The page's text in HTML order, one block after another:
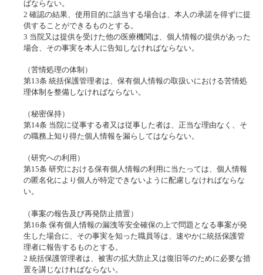
ばならない。
2 確認の結果、使用目的に該当する場合は、本人の承諾を得ずに提
供することができるものとする。
3 当院又は提供を受けた他の医療機関は、個人情報の提供があった
場合、その事実を本人に告知しなければならない。
（苦情処理の体制）
第13条 統括保護管理者は、保有個人情報の取扱いにおける苦情処
理体制を整備しなければならない。
（秘密保持）
第14条 当院に従事する者又は従事した者は、正当な理由なく、そ
の職務上知り得た個人情報を漏らしてはならない。
（研究への利用）
第15条 研究における保有個人情報の利用に当たっては、個人情報
の匿名化により個人が特定できないように配慮しなければならな
い。
（事案の報告及び再発防止措置）
第16条 保有個人情報の漏洩等安全確保の上で問題となる事案が発
生した場合に、その事実を知った職員等は、速やかに統括保護管
理者に報告するものとする。
2 統括保護管理者は、被害の拡大防止又は復旧等のために必要な措
置を講じなければならない。